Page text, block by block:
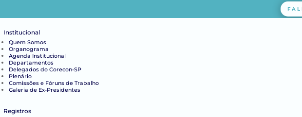
Institucional
Quem Somos
Organograma
Agenda Institucional
Departamentos
Delegados do Corecon-SP
Plenário
Comissões e Fóruns de Trabalho
Galeria de Ex-Presidentes
Registros